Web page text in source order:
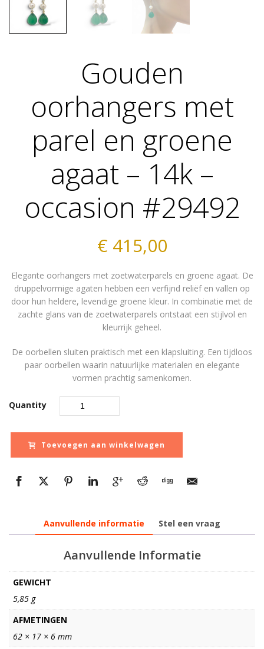
Gouden
oorhangers met
parel en groene
agaat – 14k –
occasion #29492
€ 415,00
Elegante oorhangers met zoetwaterparels en groene agaat. De
druppelvormige agaten hebben een verfijnd reliëf en vallen op
door hun heldere, levendige groene kleur. In combinatie met de
zachte glans van de zoetwaterparels ontstaat een stijlvol en
kleurrijk geheel.
De oorbellen sluiten praktisch met een klapsluiting. Een tijdloos
paar oorbellen waarin natuurlijke materialen en elegante
vormen prachtig samenkomen.
Quantity
Toevoegen aan winkelwagen
Aanvullende informatie Stel een vraag
Aanvullende Informatie
GEWICHT
5,85 g
AFMETINGEN
62 × 17 × 6 mm